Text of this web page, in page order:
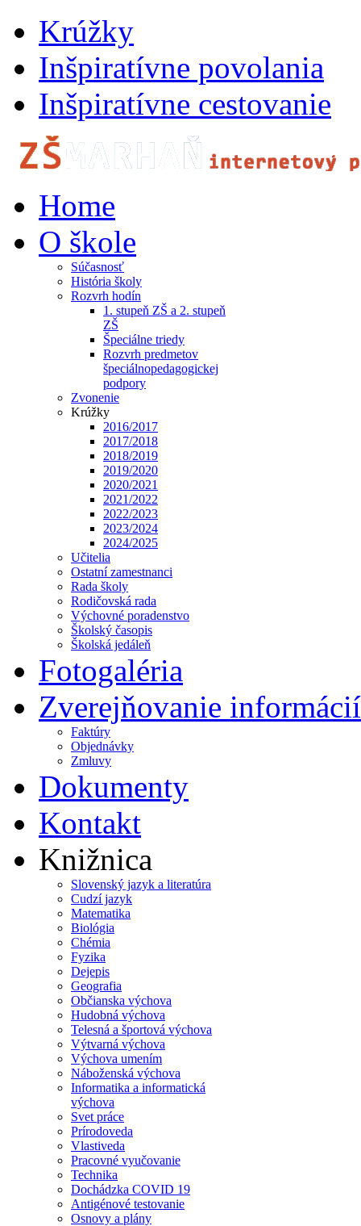
Krúžky
Inšpiratívne povolania
Inšpiratívne cestovanie
Home
O škole
Súčasnosť
História školy
Rozvrh hodín
1. stupeň ZŠ a 2. stupeň
ZŠ
Špeciálne triedy
Rozvrh predmetov
špeciálnopedagogickej
podpory
Zvonenie
Krúžky
2016/2017
2017/2018
2018/2019
2019/2020
2020/2021
2021/2022
2022/2023
2023/2024
2024/2025
Učitelia
Ostatní zamestnanci
Rada školy
Rodičovská rada
Výchovné poradenstvo
Školský časopis
Školská jedáleň
Fotogaléria
Zverejňovanie informácií
Faktúry
Objednávky
Zmluvy
Dokumenty
Kontakt
Knižnica
Slovenský jazyk a literatúra
Cudzí jazyk
Matematika
Biológia
Chémia
Fyzika
Dejepis
Geografia
Občianska výchova
Hudobná výchova
Telesná a športová výchova
Výtvarná výchova
Výchova umením
Náboženská výchova
Informatika a informatická
výchova
Svet práce
Prírodoveda
Vlastiveda
Pracovné vyučovanie
Technika
Dochádzka COVID 19
Antigénové testovanie
Osnovy a plány